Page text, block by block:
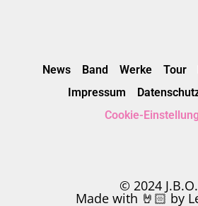
News Band Werke Tour
Impressum
Cookie-
© 2024 J.B.O.
Made with 🤘🏻 by